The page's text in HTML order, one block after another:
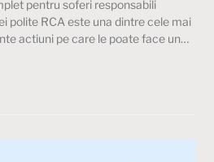
pentru soferi responsabili
polite RCA este una dintre cele mai
actiuni pe care le poate face un…